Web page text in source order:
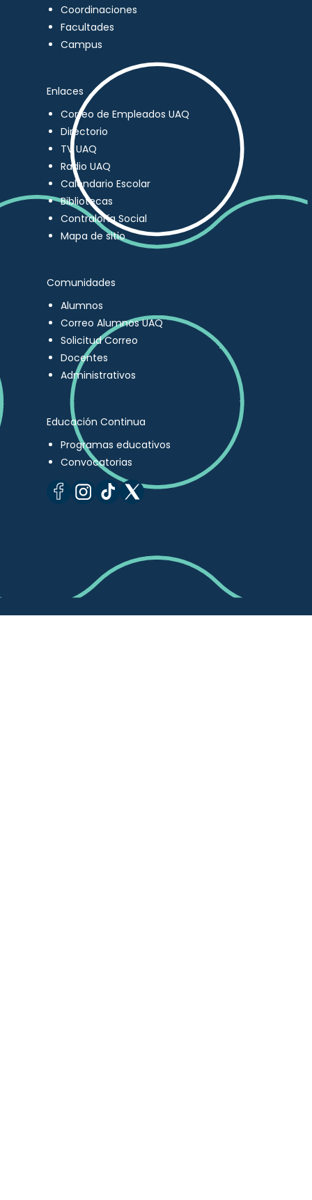
Coordinaciones
Facultades
Campus
Enlaces
Correo de Empleados UAQ
Directorio
TV UAQ
Radio UAQ
Calendario Escolar
Bibliotecas
Contraloría Social
Mapa de sitio
Comunidades
Alumnos
Correo Alumnos UAQ
Solicitud Correo
Docentes
Administrativos
Educación Continua
Programas educativos
Convocatorias